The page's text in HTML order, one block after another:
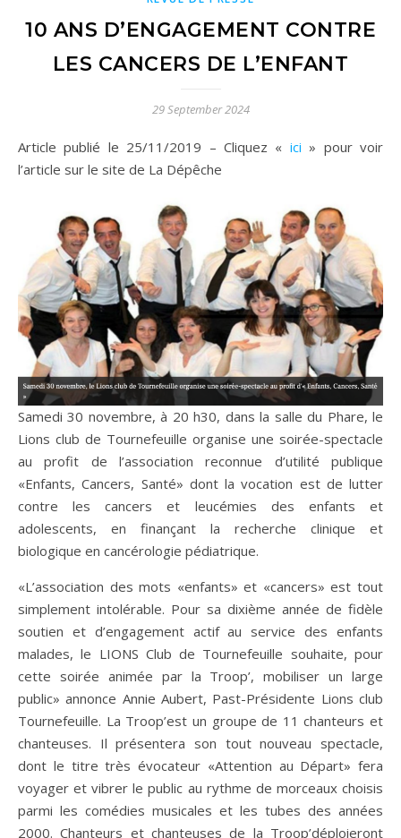
10 ANS D’ENGAGEMENT CONTRE
LES CANCERS DE L’ENFANT
29 September 2024
Article publié le 25/11/2019 – Cliquez « ici » pour voir
l’article sur le site de La Dépêche
Samedi 30 novembre, à 20 h30, dans la salle du Phare, le
Lions club de Tournefeuille organise une soirée-spectacle
au profit de l’association reconnue d’utilité publique
«Enfants, Cancers, Santé» dont la vocation est de lutter
contre les cancers et leucémies des enfants et
adolescents, en finançant la recherche clinique et
biologique en cancérologie pédiatrique.
«L’association des mots «enfants» et «cancers» est tout
simplement intolérable. Pour sa dixième année de fidèle
soutien et d’engagement actif au service des enfants
malades, le LIONS Club de Tournefeuille souhaite, pour
cette soirée animée par la Troop’, mobiliser un large
public» annonce Annie Aubert, Past-Présidente Lions club
Tournefeuille. La Troop’est un groupe de 11 chanteurs et
chanteuses. Il présentera son tout nouveau spectacle,
dont le titre très évocateur «Attention au Départ» fera
voyager et vibrer le public au rythme de morceaux choisis
parmi les comédies musicales et les tubes des années
2000. Chanteurs et chanteuses de la Troop’déploieront